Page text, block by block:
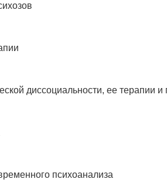
диссоциальности, ее терапии и
психоанализа